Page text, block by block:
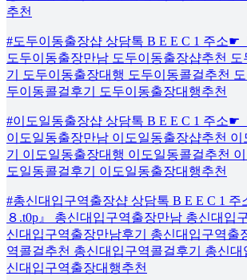
추천
#도두이동출장샵 상담톡 B E E C 1 주소☛
도두이동출장만남 도두이동출장샵추천
기 도두이동출장대행 도두이동콜걸추천
두이동콜걸후기 도두이동출장대행추천
#이도일동출장샵 상담톡 B E E C 1 주소☛
이도일동출장만남 이도일동출장샵추천
기 이도일동출장대행 이도일동콜걸추천
도일동콜걸후기 이도일동출장대행추천
#총신대입구역출장샵 상담톡 B E E C 1 주
８.t0p』 총신대입구역출장만남 총신대입
신대입구역출장만남후기 총신대입구역출
역콜걸추천 총신대입구역콜걸후기 총신
신대입구역출장대행추천